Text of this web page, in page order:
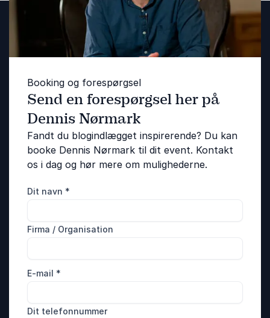
Booking og forespørgsel
Send en forespørgsel her på
Dennis Nørmark
Fandt du blogindlægget inspirerende? Du kan
booke Dennis Nørmark til dit event. Kontakt
os i dag og hør mere om mulighederne.
Dit navn *
Firma / Organisation
E-mail *
Dit telefonnummer